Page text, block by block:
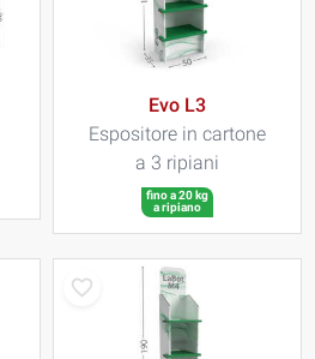
Evo L3
Espositore in cartone
a 3 ripiani
fino a 20 kg
a ripiano